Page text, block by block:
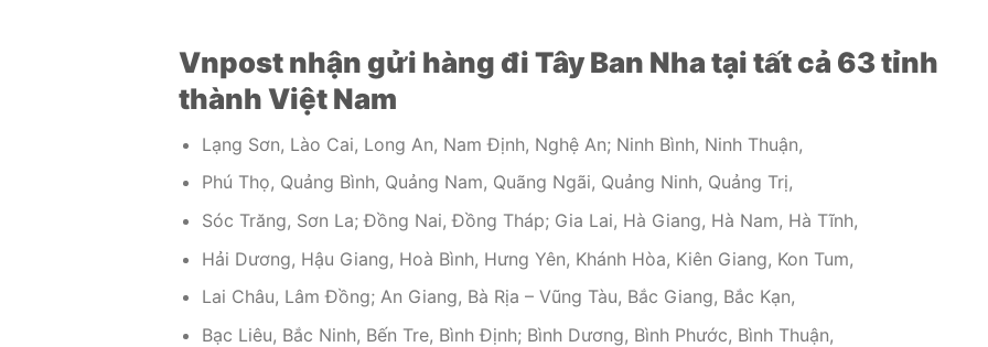
Vnpost nhận gửi hàng đi Tây Ban Nha tại tất cả 63 tỉnh
thành Việt Nam
Lạng Sơn, Lào Cai, Long An, Nam Định, Nghệ An; Ninh Bình, Ninh Thuận,
Phú Thọ, Quảng Bình, Quảng Nam, Quãng Ngãi, Quảng Ninh, Quảng Trị,
Sóc Trăng, Sơn La; Đồng Nai, Đồng Tháp; Gia Lai, Hà Giang, Hà Nam, Hà Tĩnh,
Hải Dương, Hậu Giang, Hoà Bình, Hưng Yên, Khánh Hòa, Kiên Giang, Kon Tum,
Lai Châu, Lâm Đồng; An Giang, Bà Rịa – Vũng Tàu, Bắc Giang, Bắc Kạn,
Bạc Liêu, Bắc Ninh, Bến Tre, Bình Định; Bình Dương, Bình Phước, Bình Thuận,